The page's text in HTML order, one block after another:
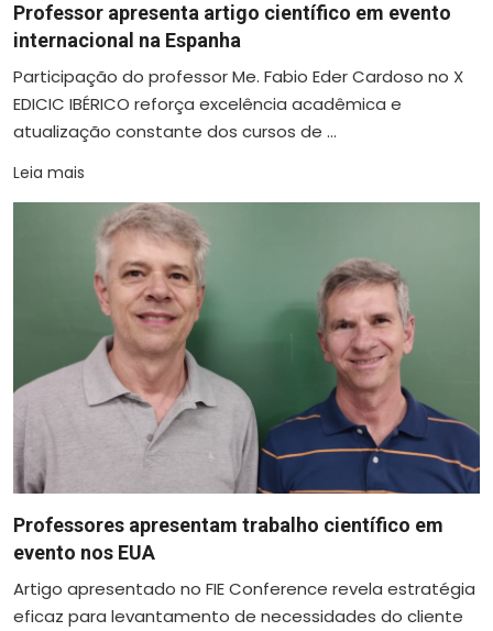
Professor apresenta artigo científico em evento
internacional na Espanha
Participação do professor Me. Fabio Eder Cardoso no X
EDICIC IBÉRICO reforça excelência acadêmica e
atualização constante dos cursos de ...
Leia mais
Professores apresentam trabalho científico em
evento nos EUA
Artigo apresentado no FIE Conference revela estratégia
eficaz para levantamento de necessidades do cliente